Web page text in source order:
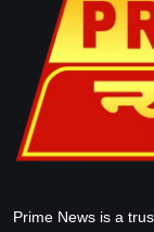
Prime News is a